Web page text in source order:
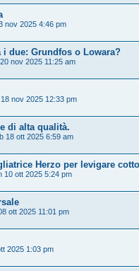
nov 2025 4:46 pm
due: Grundfos o Lowara?
nov 2025 11:25 am
nov 2025 12:33 pm
di alta qualità.
18 ott 2025 6:59 am
Herzo per levigare cotto
10 ott 2025 5:24 pm
ott 2025 11:01 pm
2025 1:03 pm